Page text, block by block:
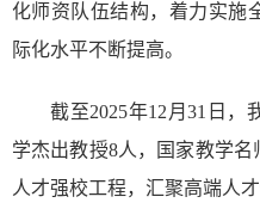
化师资队伍结构，着力实施
际化水平不断提高。
截至2025年12月31日，
学杰出教授8人，国家教学
人才强校工程，汇聚高端人才